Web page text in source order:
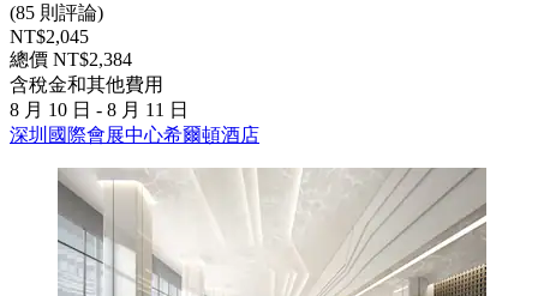
(85 則評論)
NT$2,045
總價 NT$2,384
含稅金和其他費用
8 月 10 日 - 8 月 11 日
深圳國際會展中心希爾頓酒店